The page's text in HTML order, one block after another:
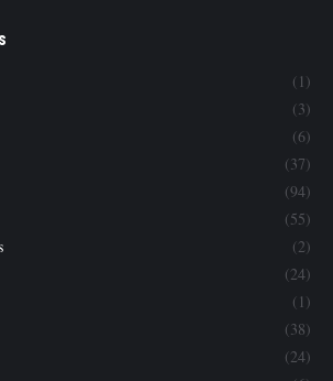
(1)
(3)
(6)
(37)
(94)
(55)
(2)
(24)
(1)
(38)
(24)